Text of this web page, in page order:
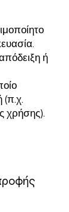
ή
(π.χ.
χρήσης).